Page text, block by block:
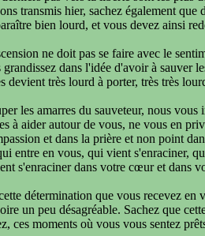
transmis hier, sachez également
bien lourd, et vous devez ainsi
ne doit pas se faire avec le
dans l'idée d'avoir à sauver
devient très lourd à porter, très très
les amarres du sauveteur, nous
à aider autour de vous, ne vous en
et dans la prière et non point
entre en vous, qui vient s'enraciner,
s'enraciner dans votre cœur et dans
détermination que vous recevez
un peu désagréable. Sachez que
ces moments où vous vous sentez